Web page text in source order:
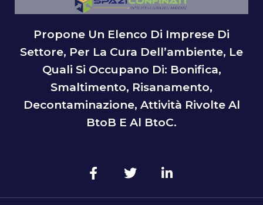
Propone Un Elenco Di Imprese Di
Settore, Per La Cura Dell’ambiente, Le
Quali Si Occupano Di: Bonifica,
Smaltimento, Risanamento,
Decontaminazione, Attività Rivolte Al
BtoB E Al BtoC.